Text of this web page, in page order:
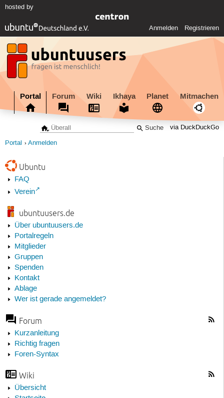
hosted by
Anmelden Registrieren
Portal Forum Wiki Ikhaya Planet Mitmachen
via DuckDuckGo
Portal Anmelden
Ubuntu
FAQ
Verein
ubuntuusers.de
Über ubuntuusers.de
Portalregeln
Mitglieder
Gruppen
Spenden
Kontakt
Ablage
Wer ist gerade angemeldet?
Forum
Kurzanleitung
Richtig fragen
Foren-Syntax
Wiki
Übersicht